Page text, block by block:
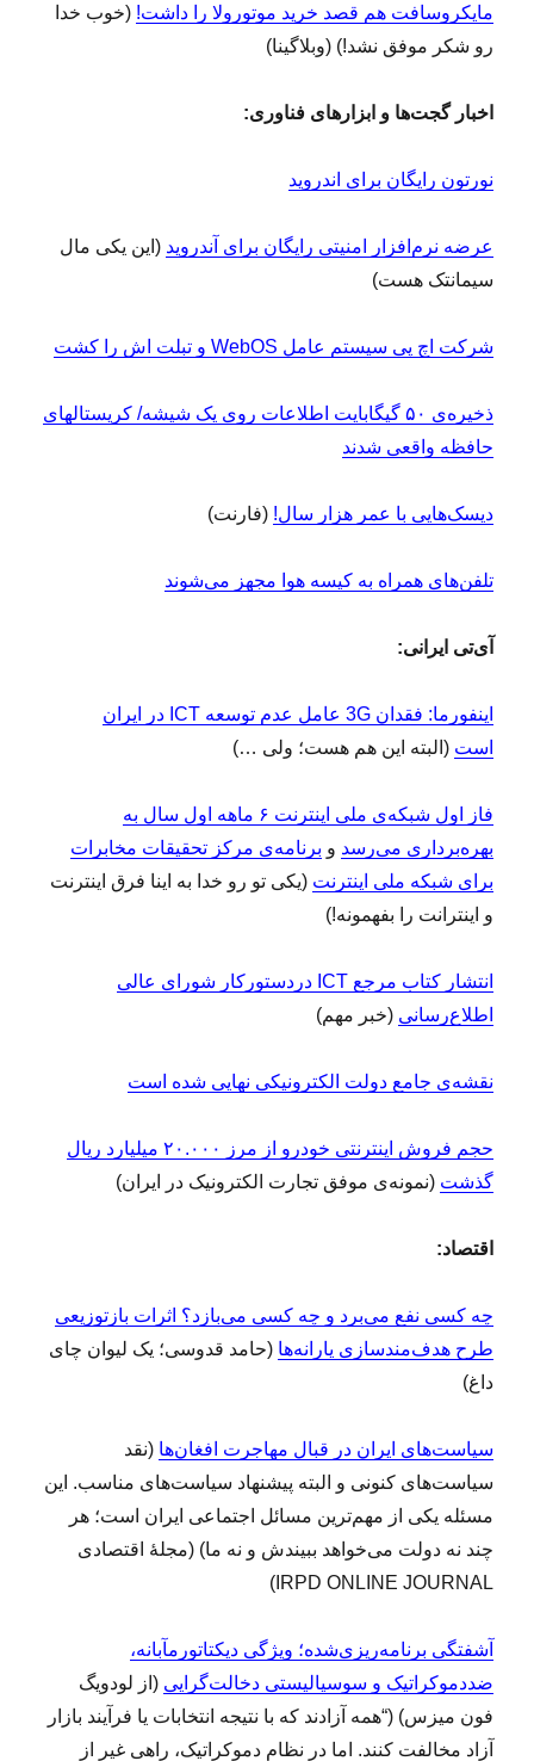
مایکروسافت هم قصد خرید موتورولا را داشت! (خوب خدا
رو شکر موفق نشد!) (وبلاگینا)
اخبار گجت‌ها و ابزارهای فناوری:
نورتون رایگان برای اندروید
عرضه نرم‌افزار امنیتی رایگان برای آندروید (این یکی مال
سیمانتک هست)
شرکت اچ پی سیستم عامل WebOS و تبلت اش را کشت
ذخیره‌ی ۵۰ گیگابایت اطلاعات روی یک شیشه/ کریستالهای
حافظه واقعی شدند
دیسک‌هایی با عمر هزار سال! (فارنت)
تلفن‌های همراه به کیسه هوا مجهز می‌شوند
آی‌تی ایرانی:
اینفورما: فقدان 3G عامل عدم توسعه ICT در ایران
است (البته این هم هست؛ ولی …)
فاز اول شبکه‌‌ی ملی اینترنت ۶ ماهه اول سال به
بهره‌برداری می‌رسد و برنامه‌ی مرکز تحقیقات مخابرات
برای شبکه ملی اینترنت (یکی تو رو خدا به اینا فرق اینترنت
و اینترانت را بفهمونه!)
انتشار کتاب مرجع ICT دردستورکار شورای عالی
اطلاع‌رسانی (خبر مهم)
نقشه‌ی جامع دولت الکترونیکی نهایی شده است
حجم فروش اینترنتی خودرو از مرز ۲۰.۰۰۰ میلیارد ریال
گذشت (نمونه‌ی موفق تجارت الکترونیک در ایران)
اقتصاد:
چه کسی نفع می‌برد و چه کسی می‌بازد؟ اثرات بازتوزیعی
طرح هدف‌مندسازی یارانه‌ها (حامد قدوسی؛ یک لیوان چای
داغ)
سیاست‌های ایران در قبال مهاجرت افغان‌ها (نقد
سیاست‌های کنونی و البته پیشنهاد سیاست‌های مناسب. این
مسئله یکی از مهم‌ترین مسائل اجتماعی ایران است؛ هر
چند نه دولت می‌خواهد ببیندش و نه ما) (مجلۀ اقتصادی
IRPD ONLINE JOURNAL)
آشفتگی برنامه‌ریزی‌شده؛ ویژگی دیکتاتور‌مآبانه،
ضد‌دموکراتیک و سوسیالیستی دخالت‌گرایی (از لودویگ
فون میزس) (“همه آزادند که با نتیجه انتخابات یا فرآیند بازار
آزاد مخالفت کنند. اما در نظام دموکراتیک، راهی غیر از